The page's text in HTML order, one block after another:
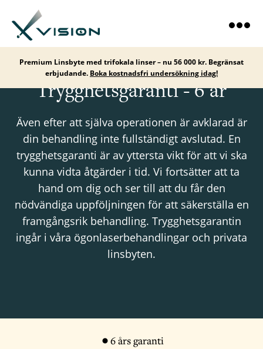
Premium Linsbyte med trifokala linser – nu 56 000 kr. Begränsat
erbjudande. Boka kostnadsfri undersökning idag!
Trygghetsgaranti - 6 år
Även efter att själva operationen är avklarad är
din behandling inte fullständigt avslutad. En
trygghetsgaranti är av yttersta vikt för att vi ska
kunna vidta åtgärder i tid. Vi fortsätter att ta
hand om dig och ser till att du får den
nödvändiga uppföljningen för att säkerställa en
framgångsrik behandling. Trygghetsgarantin
ingår i våra ögonlaserbehandlingar och privata
linsbyten.
6 års garanti